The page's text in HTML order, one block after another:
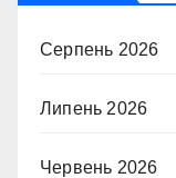
Серпень 2026
Липень 2026
Червень 2026